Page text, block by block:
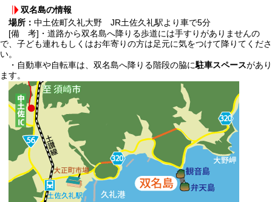
双名島の情報
場所： 中土佐町久礼大野 JR土佐久礼駅より車で5分
[備 考]・道路から双名島へ降りる歩道には手すりがありませんの
で、子ども連れもしくはお年寄りの方は足元に気をつけて降りてくださ
い。
・自動車や自転車は、双名島へ降りる階段の脇に駐車スペースがあり
ます。